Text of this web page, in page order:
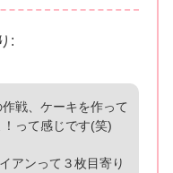
:
戦、ケーキを作って
って感じです(笑)
アンって３枚目寄り